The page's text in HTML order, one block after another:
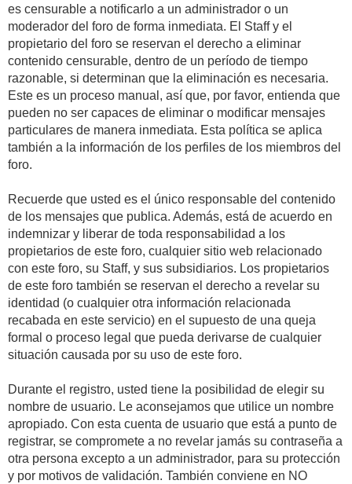
es censurable a notificarlo a un administrador o un
moderador del foro de forma inmediata. El Staff y el
propietario del foro se reservan el derecho a eliminar
contenido censurable, dentro de un período de tiempo
razonable, si determinan que la eliminación es necesaria.
Este es un proceso manual, así que, por favor, entienda que
pueden no ser capaces de eliminar o modificar mensajes
particulares de manera inmediata. Esta política se aplica
también a la información de los perfiles de los miembros del
foro.
Recuerde que usted es el único responsable del contenido
de los mensajes que publica. Además, está de acuerdo en
indemnizar y liberar de toda responsabilidad a los
propietarios de este foro, cualquier sitio web relacionado
con este foro, su Staff, y sus subsidiarios. Los propietarios
de este foro también se reservan el derecho a revelar su
identidad (o cualquier otra información relacionada
recabada en este servicio) en el supuesto de una queja
formal o proceso legal que pueda derivarse de cualquier
situación causada por su uso de este foro.
Durante el registro, usted tiene la posibilidad de elegir su
nombre de usuario. Le aconsejamos que utilice un nombre
apropiado. Con esta cuenta de usuario que está a punto de
registrar, se compromete a no revelar jamás su contraseña a
otra persona excepto a un administrador, para su protección
y por motivos de validación. También conviene en NO